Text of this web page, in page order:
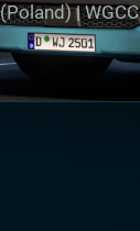
| WGCC